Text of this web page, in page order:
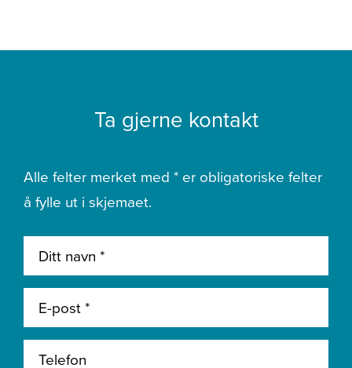
Ta gjerne kontakt
Alle felter merket med * er obligatoriske felter
å fylle ut i skjemaet.